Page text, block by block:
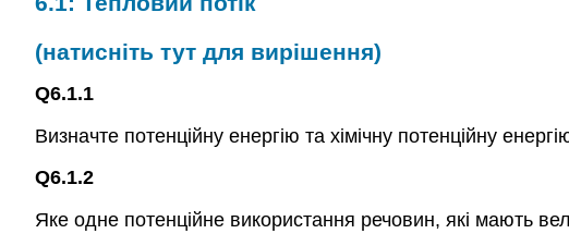
(натисніть тут для вирішення)
Q6.1.1
Визначте потенційну енергію та хімічну потенційну
Q6.1.2
Яке одне потенційне використання речовин, які мають